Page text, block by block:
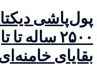
پول‌پاشی
۲۵۰۰ ساله
بقایای